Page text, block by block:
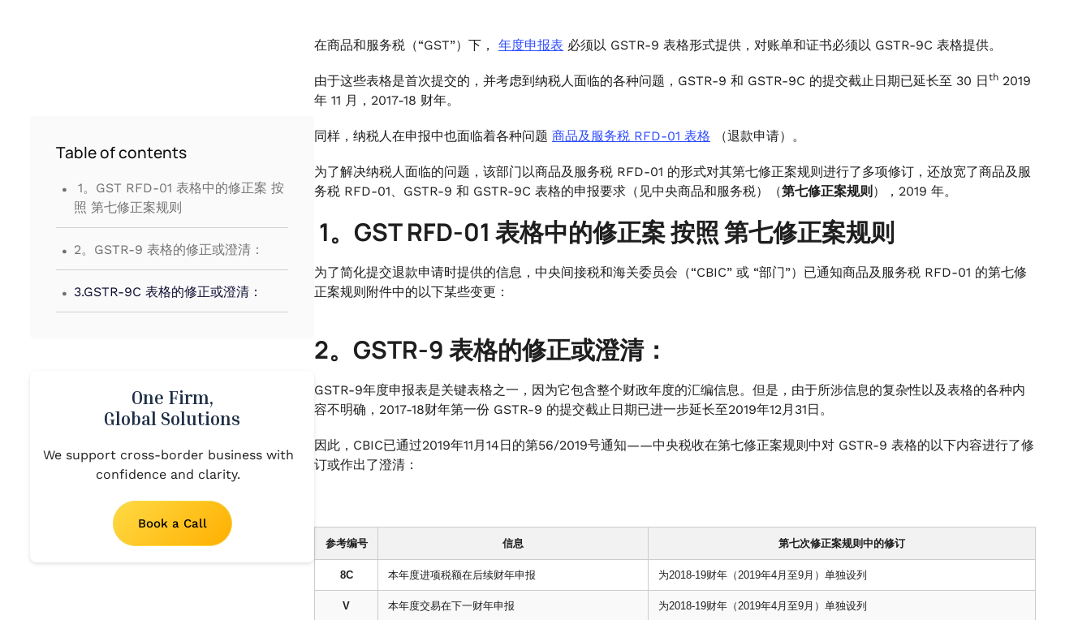
Table of contents
.
1。GST RFD-01 表格中的修正案 按
照 第七修正案规则
. 2。GSTR-9 表格的修正或澄清：
. 3.GSTR-9C 表格的修正或澄清：
One Firm,
Global Solutions
We support cross-border business with
confidence and clarity.
Book a Call
在商品和服务税（“GST”）下， 年度申报表 必须以 GSTR-9 表格形式提供，对账单和证书必须以 GSTR-9C 表格提供。
由于这些表格是首次提交的，并考虑到纳税人面临的各种问题，GSTR-9 和 GSTR-9C 的提交截止日期已延长至 30 日th 2019
年 11 月，2017-18 财年。
同样，纳税人在申报中也面临着各种问题 商品及服务税 RFD-01 表格 （退款申请）。
为了解决纳税人面临的问题，该部门以商品及服务税 RFD-01 的形式对其第七修正案规则进行了多项修订，还放宽了商品及服
务税 RFD-01、GSTR-9 和 GSTR-9C 表格的申报要求（见中央商品和服务税）（第七修正案规则 ），2019 年。
1。GST RFD-01 表格中的修正案按照第七修正案规则
为了简化提交退款申请时提供的信息，中央间接税和海关委员会（“CBIC” 或 “部门”）已通知商品及服务税 RFD-01 的第七修
正案规则附件中的以下某些变更：
2。GSTR-9 表格的修正或澄清：
GSTR-9年度申报表是关键表格之一，因为它包含整个财政年度的汇编信息。但是，由于所涉信息的复杂性以及表格的各种内
容不明确，2017-18财年第一份 GSTR-9 的提交截止日期已进一步延长至2019年12月31日。
因此，CBIC已通过2019年11月14日的第56/2019号通知——中央税收在第七修正案规则中对 GSTR-9 表格的以下内容进行了修
订或作出了澄清：
参考编号 信息 第七次修正案规则中的修订
8C 本年度进项税额在后续财年申报 为2018-19财年（2019年4月至9月）单独设列
V 本年度交易在下一财年申报 为2018-19财年（2019年4月至9月）单独设列